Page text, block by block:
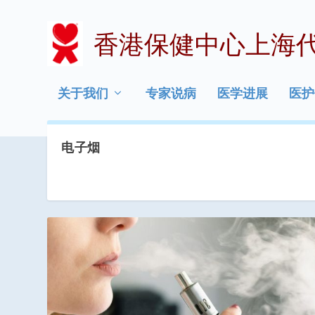
香港保健中心上海
关于我们 专家说病 医学进展 医
电子烟